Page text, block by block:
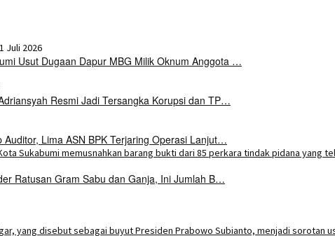
Juli 2026
Usut Dugaan Dapur MBG Milik Oknum Anggota …
Resmi Jadi Tersangka Korupsi dan TP…
Auditor, Lima ASN BPK Terjaring Operasi Lanjut…
Ratusan Gram Sabu dan Ganja, Ini Jumlah B…